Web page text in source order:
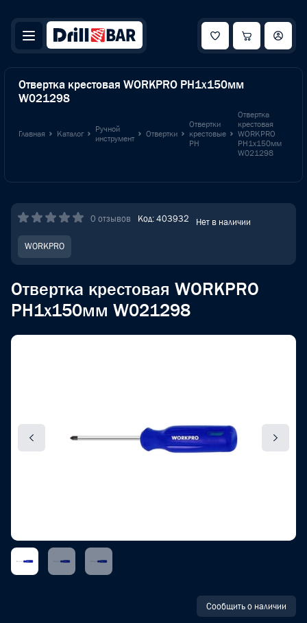
Отвертка крестовая WORKPRO PH1x150мм
W021298
Главная Каталог
Ручной
инструмент
Отвертки
Отвертки
крестовые
PH
Отвертка
крестовая
WORKPRO
PH1x150мм
W021298
0 отзывов Код: 403932 Нет в наличии
WORKPRO
Отвертка крестовая WORKPRO
PH1x150мм W021298
Сообщить о наличии